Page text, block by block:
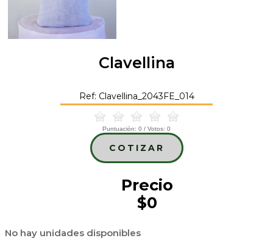
Clavellina
Ref: Clavellina_2043FE_014
Puntuación: 0 / Votos: 0
COTIZAR
Precio
$0
No hay unidades disponibles